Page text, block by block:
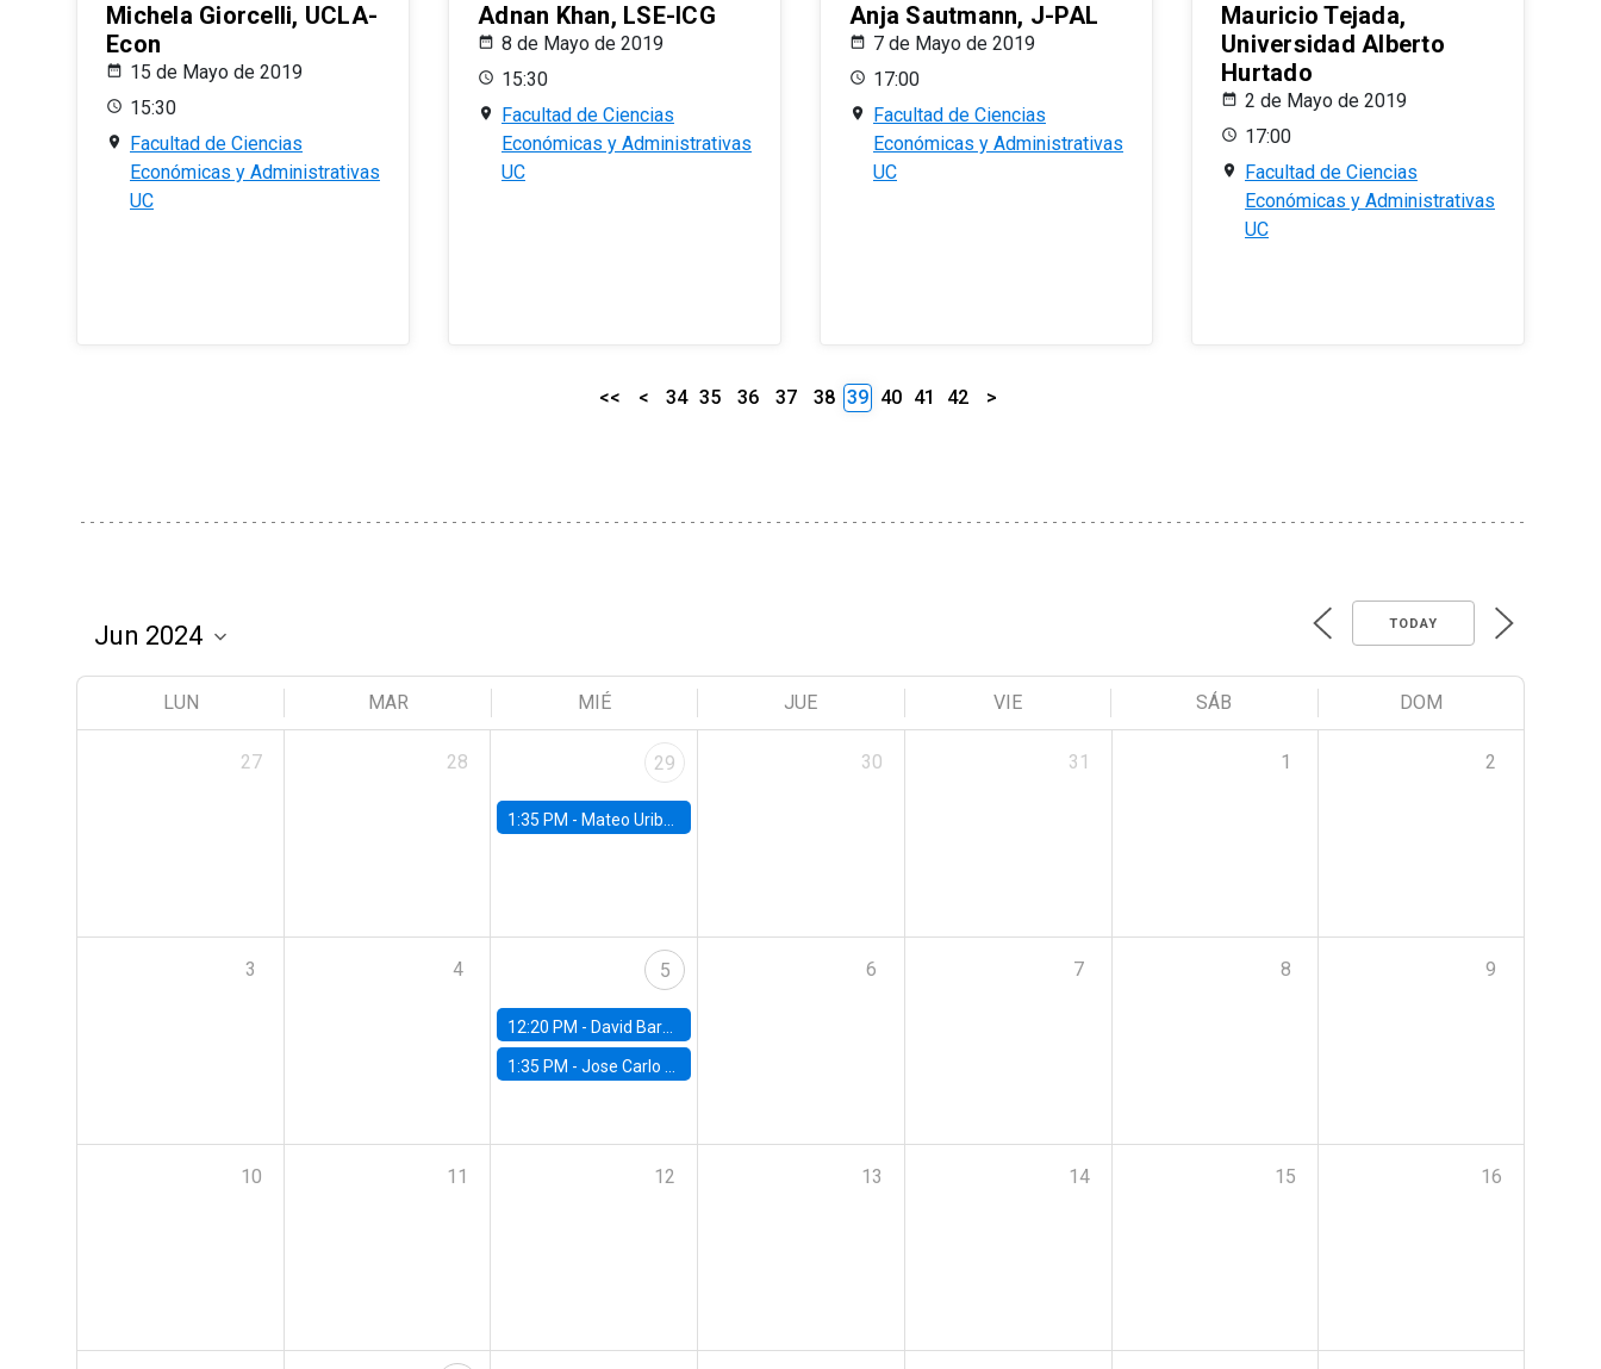
Michela Giorcelli, UCLA-
Econ
15 de Mayo de 2019
15:30
Facultad de Ciencias
Económicas y Administrativas
UC
Adnan Khan, LSE-ICG
8 de Mayo de 2019
15:30
Facultad de Ciencias
Económicas y Administrativas
UC
Anja Sautmann, J-PAL
7 de Mayo de 2019
17:00
Facultad de Ciencias
Económicas y Administrativas
UC
Mauricio Tejada,
Universidad Alberto
Hurtado
2 de Mayo de 2019
17:00
Facultad de Ciencias
Económicas y Administrativas
UC
<< < 34 35 36 37 38 39 40 41 42 >
TODAY
LUN MAR MIÉ JUE VIE SÁB DOM
27 28 29
1:35 PM - Mateo Uribe-Castro, Universidad de los Andes (Colombia)
30 31 1 2
3 4 5
12:20 PM - David Bardey, Universidad de los Andes - CEDE
1:35 PM -Jose Carlo Bermudez, UC (ME) & World Bank
6 7 8 9
10 11 12 13 14 15 16